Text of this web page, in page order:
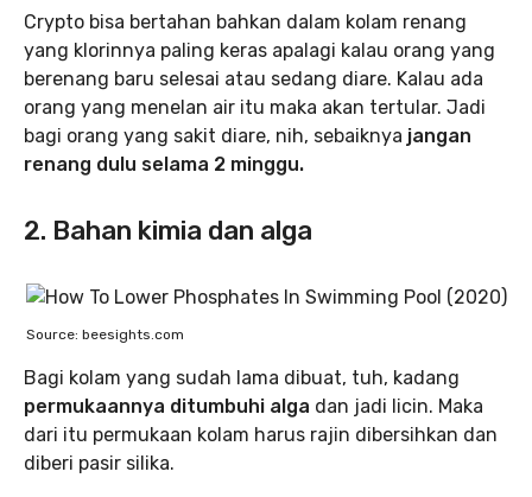
Crypto bisa bertahan bahkan dalam kolam renang
yang klorinnya paling keras apalagi kalau orang yang
berenang baru selesai atau sedang diare. Kalau ada
orang yang menelan air itu maka akan tertular. Jadi
bagi orang yang sakit diare, nih, sebaiknya jangan
renang dulu selama 2 minggu.
2. Bahan kimia dan alga
Source: beesights.com
Bagi kolam yang sudah lama dibuat, tuh, kadang
permukaannya ditumbuhi alga dan jadi licin. Maka
dari itu permukaan kolam harus rajin dibersihkan dan
diberi pasir silika.